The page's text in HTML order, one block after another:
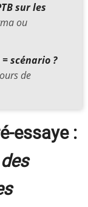
sur les
ou
scénario ?
de
essaye :